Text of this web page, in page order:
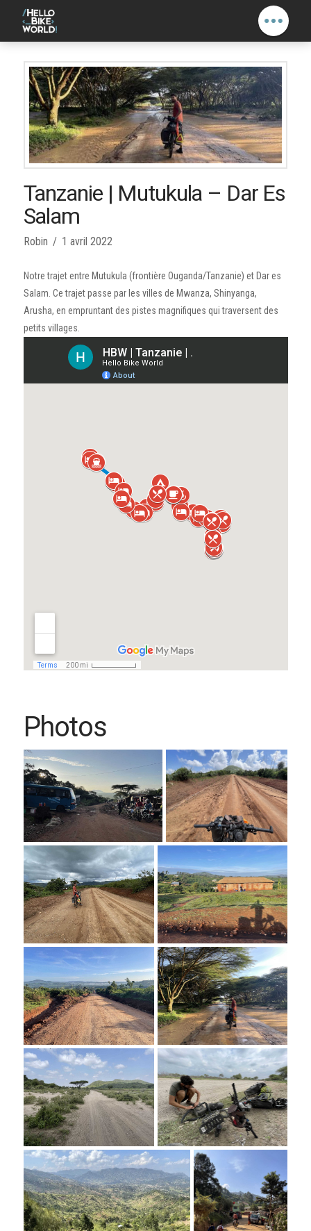
Tanzanie | Mutukula – Dar Es
Salam
Robin 1 avril 2022
Notre trajet entre Mutukula (frontière Ouganda/Tanzanie) et Dar es
Salam. Ce trajet passe par les villes de Mwanza, Shinyanga,
Arusha, en empruntant des pistes magnifiques qui traversent des
petits villages.
Photos